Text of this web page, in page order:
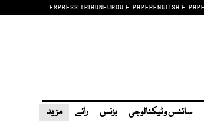
EXPRESS TRIBUNEURDU E-PAPERENGLISH E-
سائنس و ٹیکنالوجی بزنس رائے مزید